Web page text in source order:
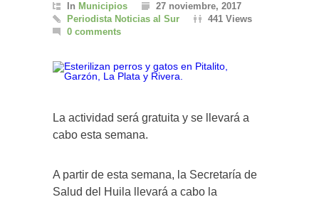
In Municipios
27 noviembre, 2017
Periodista Noticias al Sur
441 Views
0 comments
La actividad será gratuita y se llevará a
cabo esta semana.
A partir de esta semana, la Secretaría de
Salud del Huila llevará a cabo la